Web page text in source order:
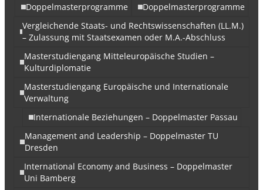
Doppelmasterprogramme
Doppelmasterprogramme
Vergleichende Staats- und Rechtswissenschaften (LL.M.)
– Zulassung mit Staatsexamen oder M.A.-Abschluss
Masterstudiengang Mitteleuropäische Studien –
Kulturdiplomatie
Masterstudiengang Europäische und Internationale
Verwaltung
Internationale Beziehungen – Doppelmaster Passau
Management and Leadership – Doppelmaster TU
Dresden
International Economy and Business – Doppelmaster
Uni Bamberg